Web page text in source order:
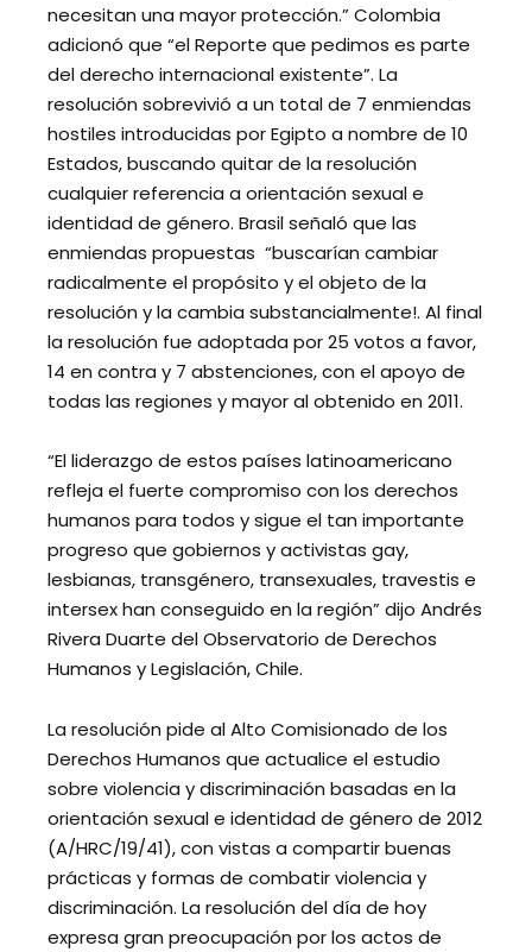
necesitan una mayor protección.” Colombia
adicionó que “el Reporte que pedimos es parte
del derecho internacional existente”. La
resolución sobrevivió a un total de 7 enmiendas
hostiles introducidas por Egipto a nombre de 10
Estados, buscando quitar de la resolución
cualquier referencia a orientación sexual e
identidad de género. Brasil señaló que las
enmiendas propuestas “buscarían cambiar
radicalmente el propósito y el objeto de la
resolución y la cambia substancialmente!. Al final
la resolución fue adoptada por 25 votos a favor,
14 en contra y 7 abstenciones, con el apoyo de
todas las regiones y mayor al obtenido en 2011.
“El liderazgo de estos países latinoamericano
refleja el fuerte compromiso con los derechos
humanos para todos y sigue el tan importante
progreso que gobiernos y activistas gay,
lesbianas, transgénero, transexuales, travestis e
intersex han conseguido en la región” dijo Andrés
Rivera Duarte del Observatorio de Derechos
Humanos y Legislación, Chile.
La resolución pide al Alto Comisionado de los
Derechos Humanos que actualice el estudio
sobre violencia y discriminación basadas en la
orientación sexual e identidad de género de 2012
(A/HRC/19/41), con vistas a compartir buenas
prácticas y formas de combatir violencia y
discriminación. La resolución del día de hoy
expresa gran preocupación por los actos de